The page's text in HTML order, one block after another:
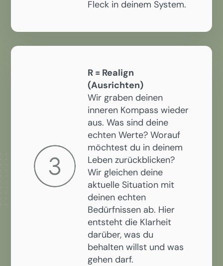
Fleck in deinem System.
R = Realign
(Ausrichten)
Wir graben deinen
inneren Kompass wieder
aus. Was sind deine
echten Werte? Worauf
möchtest du in deinem
Leben zurückblicken?
Wir gleichen deine
aktuelle Situation mit
deinen echten
Bedürfnissen ab. Hier
entsteht die Klarheit
darüber, was du
behalten willst und was
gehen darf.